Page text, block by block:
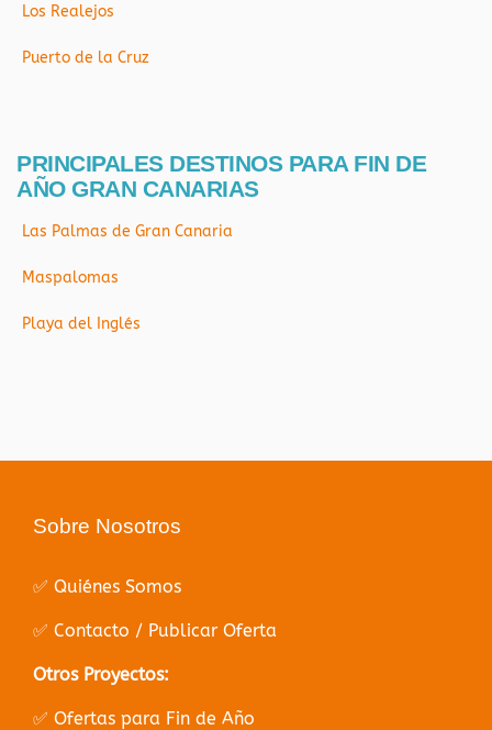
Los Realejos
Puerto de la Cruz
PRINCIPALES DESTINOS PARA FIN DE
AÑO GRAN CANARIAS
Las Palmas de Gran Canaria
Maspalomas
Playa del Inglés
Sobre Nosotros
✅ Quiénes Somos
✅ Contacto / Publicar Oferta
Otros Proyectos:
✅ Ofertas para Fin de Año